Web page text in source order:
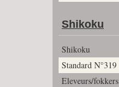
Shikoku
Shikoku
Standard N°319
Eleveurs/fokkers